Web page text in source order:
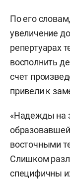
По его
увеличение
репертуарах
восполнить
счет
привели к
«Надежды на
восточными
Слишком
специфичны